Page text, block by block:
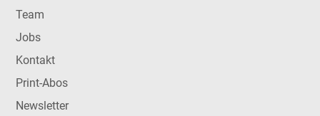
Team
Jobs
Kontakt
Print-Abos
Newsletter